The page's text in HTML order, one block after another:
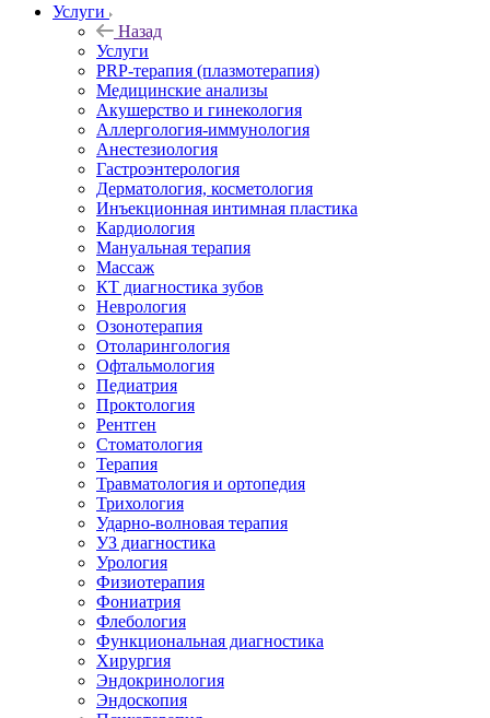
Услуги
Назад
Услуги
PRP-терапия (плазмотерапия)
Медицинские анализы
Акушерство и гинекология
Аллергология-иммунология
Анестезиология
Гастроэнтерология
Дерматология, косметология
Инъекционная интимная пластика
Кардиология
Мануальная терапия
Массаж
КТ диагностика зубов
Неврология
Озонотерапия
Отоларингология
Офтальмология
Педиатрия
Проктология
Рентген
Стоматология
Терапия
Травматология и ортопедия
Трихология
Ударно-волновая терапия
УЗ диагностика
Урология
Физиотерапия
Фониатрия
Флебология
Функциональная диагностика
Хирургия
Эндокринология
Эндоскопия